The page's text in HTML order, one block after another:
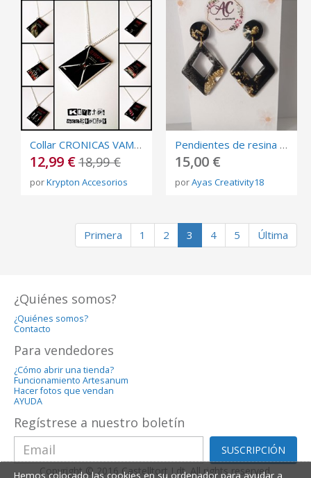
Collar CRONICAS VAMPIRICAS - Colgante - Mini Libro - THE VAMPIRE DIARIES - Accesorio - Vampiros
12,99 €18,99 €
porKrypton Accesorios
Pendientes de resina epoxi
15,00 €
porAyas Creativity18
Primera 1 2 3 4 5 Última
¿Quiénes somos?
¿Quiénes somos?
Contacto
Para vendedores
¿Cómo abrir una tienda?
Funcionamiento Artesanum
Hacer fotos que vendan
AYUDA
Regístrese a nuestro boletín
SUSCRIPCIÓN
Copyright © 2016 Castelltort Ldt. All rights reserved.
Hemos colocado las cookies en su ordenador para ayudar a